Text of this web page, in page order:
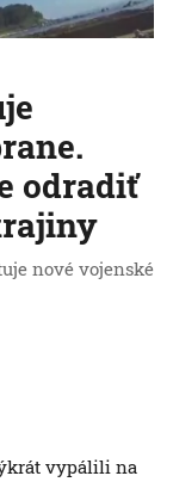
odradiť
nové vojenské
vypálili na